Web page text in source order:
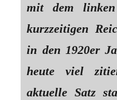
mit dem
kurzzeitigen
in den 1920er
heute viel
aktuelle Satz